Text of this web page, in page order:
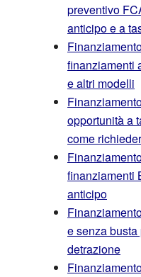
preventivo
anticipo e a
finanziamenti
e altri modelli
opportunità a
come
finanziamenti
anticipo
e senza
detrazione